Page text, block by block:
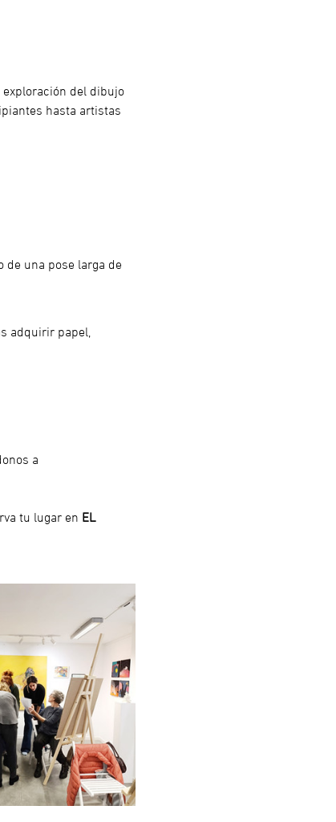
del dibujo
hasta artistas
una pose larga de
adquirir papel,
a
tu lugar en EL